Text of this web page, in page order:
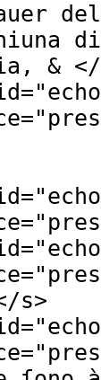
& </
="
="
="
="
="
="
s>
="
="